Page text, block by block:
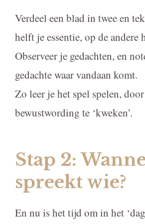
Verdeel een blad in twee en
helft je essentie, op de andere
Observeer je gedachten, en
gedachte waar vandaan komt.
Zo leer je het spel spelen,
bewustwording te ‘kweken’.
Stap 2:
spreekt wie?
En nu is het tijd om in het